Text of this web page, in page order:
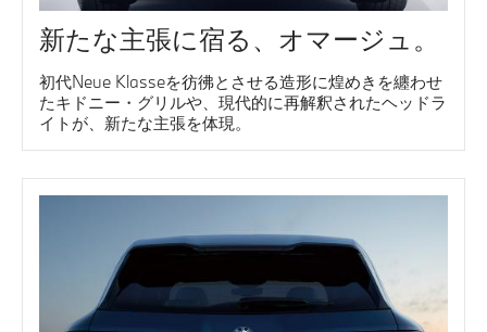
新たな主張に宿る、オマージュ。
初代Neue Klasseを彷彿とさせる造形に煌めきを纏わせ
たキドニー・グリルや、現代的に再解釈されたヘッドラ
イトが、新たな主張を体現。